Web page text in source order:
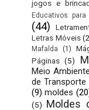
jogos e
Educativos para
(44)
Letras Móveis
Mafalda (1)
Páginas (5)
Meio Ambiente
de Transporte
(9) moldes
(5) Moldes